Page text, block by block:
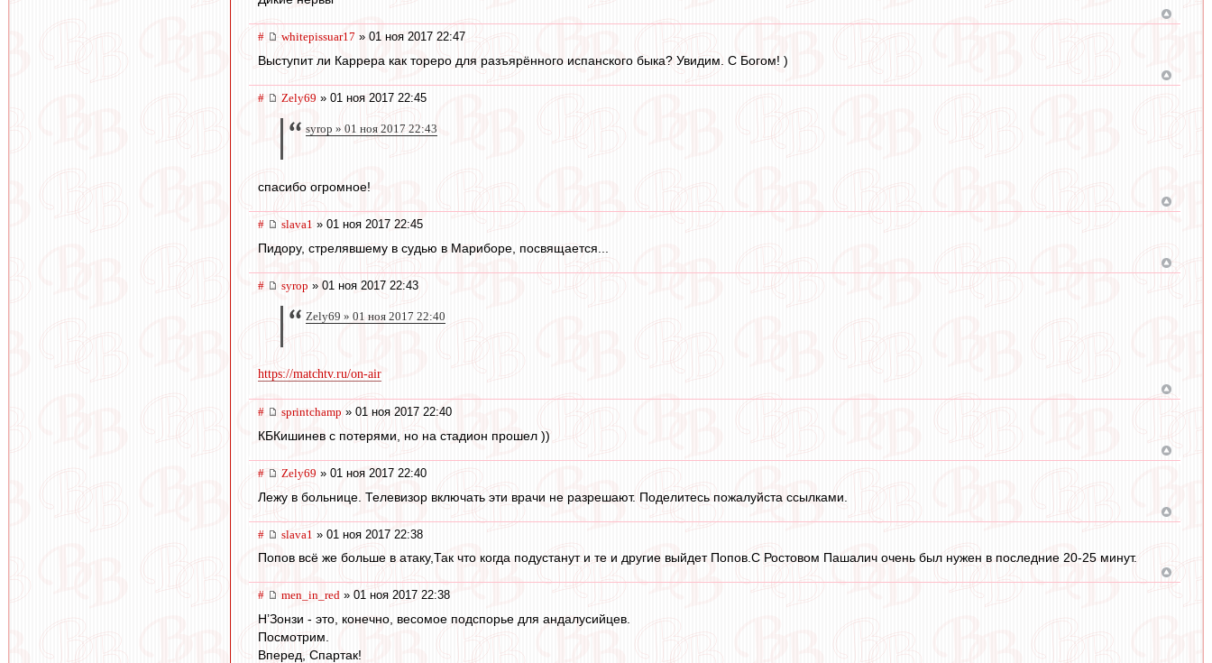
# whitepissuar17 » 01 ноя 2017 22:47
Выступит ли Каррера как тореро для разъярённого испанского быка? Увидим. С Богом! )
# Zely69 » 01 ноя 2017 22:45
syrop » 01 ноя 2017 22:43
спасибо огромное!
# slava1 » 01 ноя 2017 22:45
Пидору, стрелявшему в судью в Мариборе, посвящается...
# syrop » 01 ноя 2017 22:43
Zely69 » 01 ноя 2017 22:40
https://matchtv.ru/on-air
# sprintchamp » 01 ноя 2017 22:40
КБКишинев с потерями, но на стадион прошел ))
# Zely69 » 01 ноя 2017 22:40
Лежу в больнице. Телевизор включать эти врачи не разрешают. Поделитесь пожалуйста ссылками.
# slava1 » 01 ноя 2017 22:38
Попов всё же больше в атаку,Так что когда подустанут и те и другие выйдет Попов.С Ростовом Пашалич очень был нужен в последние 20-25 минут.
# men_in_red » 01 ноя 2017 22:38
Н’Зонзи - это, конечно, весомое подспорье для андалусийцев.
Посмотрим.
Вперед, Спартак!